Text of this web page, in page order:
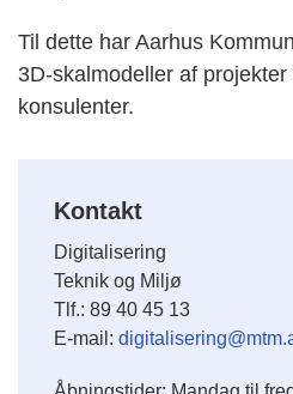
Til dette har Aarhus
3D-skalmodeller af
konsulenter.
Kontakt
Digitalisering
Teknik og Miljø
Tlf.: 89 40 45 13
E-mail: